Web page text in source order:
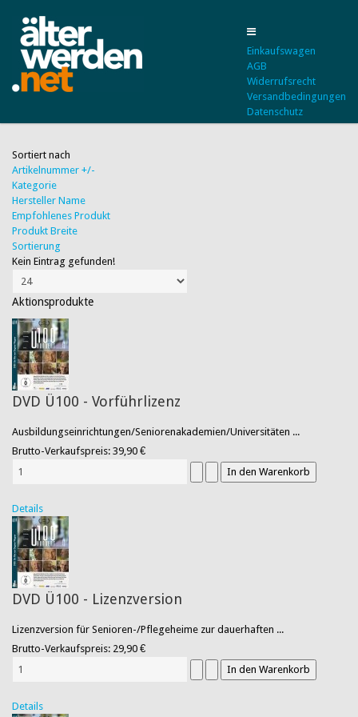
Einkaufswagen
AGB
Widerrufsrecht
Versandbedingungen
Datenschutz
Sortiert nach
Artikelnummer +/-
Kategorie
Hersteller Name
Empfohlenes Produkt
Produkt Breite
Sortierung
Kein Eintrag gefunden!
Aktionsprodukte
DVD Ü100 - Vorführlizenz
Ausbildungseinrichtungen/Seniorenakademien/Universitäten ...
Brutto-Verkaufspreis: 39,90 €
Details
DVD Ü100 - Lizenzversion
Lizenzversion für Senioren-/Pflegeheime zur dauerhaften ...
Brutto-Verkaufspreis: 29,90 €
Details